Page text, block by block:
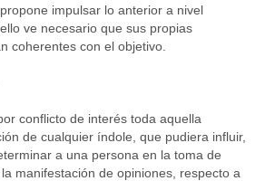
impulsar lo anterior a nivel
ve necesario que sus propias
coherentes con el objetivo.
conflicto de interés toda aquella
de cualquier índole, que pudiera influir,
a una persona en la toma de
manifestación de opiniones, respecto a